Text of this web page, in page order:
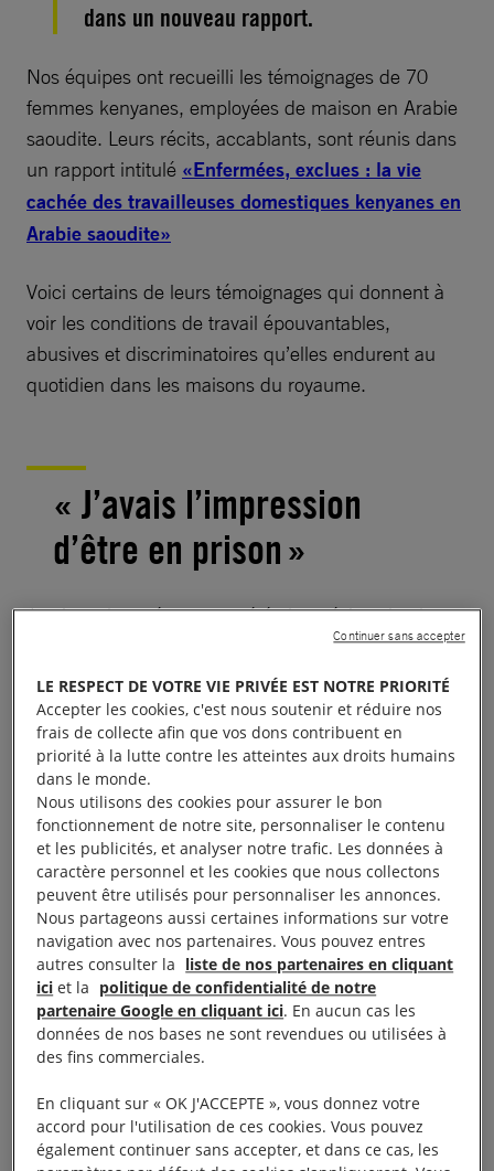
dans un nouveau rapport.
Nos équipes ont recueilli les témoignages de 70
femmes kenyanes, employées de maison en Arabie
saoudite. Leurs récits, accablants, sont réunis dans
un rapport intitulé «Enfermées, exclues : la vie
cachée des travailleuses domestiques kenyanes en
Arabie saoudite»
Voici certains de leurs témoignages qui donnent à
voir les conditions de travail épouvantables,
abusives et discriminatoires qu’elles endurent au
quotidien dans les maisons du royaume.
« J’avais l’impression
d’être en prison »
Joy (tous les prénoms ont été changés), quitte le
pour tenter de subvenir aux besoins de sa
famille. Sauf qu’en arrivant enArabie saoudite, elle
se sent piégée. Elle est comme enfermée. «Une fois
que vous êtes à l’intérieur, vous ne sortez plus. Vous
n’allez pas dehors, vous ne voyez pas l’extérieur.
J’avais l’impression d’être en prison. » témoigne-t-
elle. Les 70 femmes interrogées par nos équipes
dressent le même constat : une fois en Arabie
saoudite, plus de liberté, plus de vie privée.
En deux ans de travail en Arabie saoudite, Zahara
n’a jamais quitté le domicile de son employeur. «
Lorsqu’ils sortent, ils ferment la porte à clé. »
témoigne la jeune femme. « Parfois, ils voyagent
nourriture à l’intérieur », alors ils ferment la porte à
clé. Si un incendie se déclare dans la maison, que
LE RESPECT DE VOTRE VIE PRIVÉE EST NOTRE PRIORITÉ
Accepter les cookies, c'est nous soutenir et réduire nos
frais de collecte afin que vos dons contribuent en
priorité à la lutte contre les atteintes aux droits humains
dans le monde.
Nous utilisons des cookies pour assurer le bon
fonctionnement de notre site, personnaliser le contenu
et les publicités, et analyser notre trafic. Les données à
caractère personnel et les cookies que nous collectons
peuvent être utilisés pour personnaliser les annonces.
Nous partageons aussi certaines informations sur votre
navigation avec nos partenaires. Vous pouvez entres
autres consulter la liste de nos partenaires en cliquant
ici et la politique de confidentialité de notre
partenaire Google en cliquant ici. En aucun cas les
données de nos bases ne sont revendues ou utilisées à
des fins commerciales.
En cliquant sur « OK J'ACCEPTE », vous donnez votre
accord pour l'utilisation de ces cookies. Vous pouvez
également continuer sans accepter, et dans ce cas, les
Continuer sans accepter